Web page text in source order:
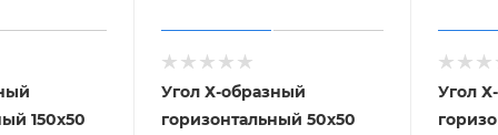
150х50
Угол Х-образный
горизонтальный 50х50
Угол